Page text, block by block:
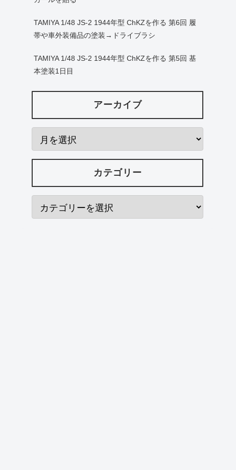
TAMIYA 1/48 JS-2 1944年型 ChKZを作る 第6回 履
帯や車外装備品の塗装→ドライブラシ
TAMIYA 1/48 JS-2 1944年型 ChKZを作る 第5回 基
本塗装1日目
アーカイブ
カテゴリー